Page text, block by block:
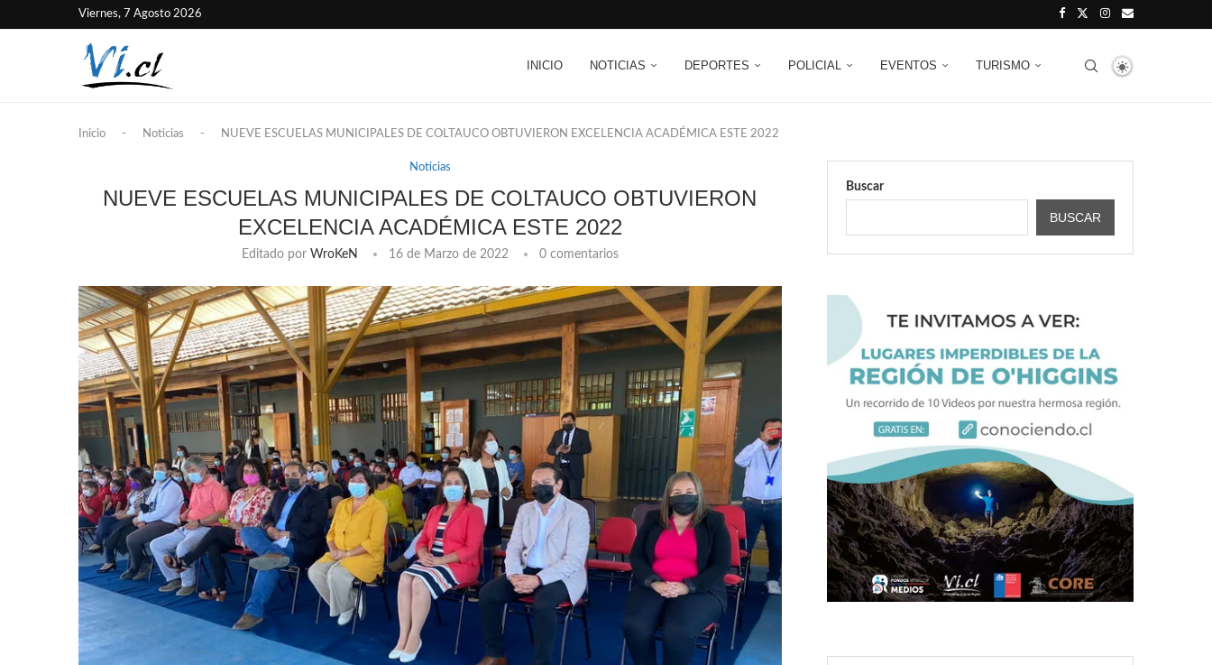
Viernes, 7 Agosto 2026
INICIO NOTICIAS DEPORTES POLICIAL EVENTOS TURISMO
Inicio - Noticias - NUEVE ESCUELAS MUNICIPALES DE COLTAUCO OBTUVIERON EXCELENCIA ACADÉMICA ESTE 2022
Noticias
NUEVE ESCUELAS MUNICIPALES DE COLTAUCO OBTUVIERON
EXCELENCIA ACADÉMICA ESTE 2022
Editado por WroKeN 16 de Marzo de 2022 0 comentarios
Buscar
BUSCAR